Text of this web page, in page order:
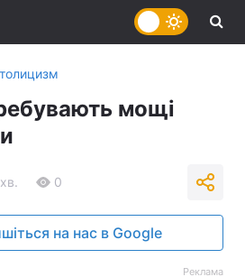
мощі
0
на нас в Google
Реклама